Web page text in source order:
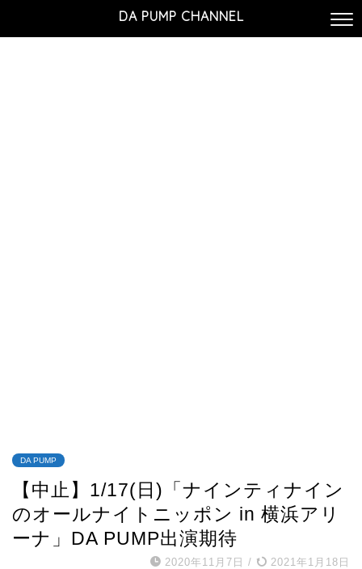
DA PUMP CHANNEL
DA PUMP
【中止】1/17(日)「ナインティナイン
のオールナイトニッポン in 横浜アリ
ーナ」DA PUMP出演期待
2020年11月7日 / 2021年1月18日